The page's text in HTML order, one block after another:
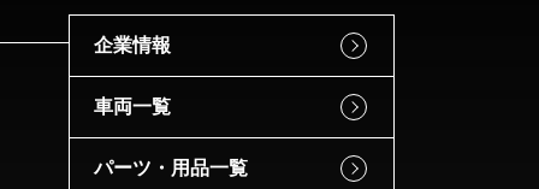
企業情報
車両一覧
パーツ・用品一覧